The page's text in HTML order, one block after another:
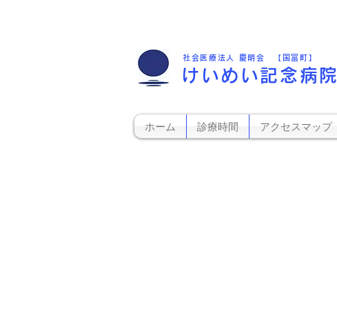
社会医療法人 慶明会 【国富町】
けいめい記念病院
ホーム 診療時間 アクセスマップ